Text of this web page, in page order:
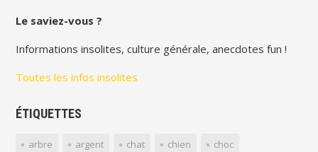
Le saviez-vous ?
Informations insolites, culture générale, anecdotes fun !
Toutes les infos insolites
ÉTIQUETTES
arbre argent chat chien choc